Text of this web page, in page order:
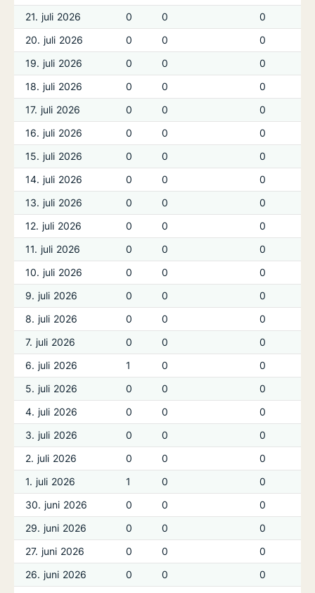
21. juli 2026
0 0
0
20. juli 2026
0 0
0
19. juli 2026
0 0
0
18. juli 2026
0 0
0
17. juli 2026
0 0
0
16. juli 2026
0 0
0
15. juli 2026
0 0
0
14. juli 2026
0 0
0
13. juli 2026
0 0
0
12. juli 2026
0 0
0
11. juli 2026
0 0
0
10. juli 2026
0 0
0
9. juli 2026
0 0
0
8. juli 2026
0 0
0
7. juli 2026
0 0
0
6. juli 2026
1 0
0
5. juli 2026
0 0
0
4. juli 2026
0 0
0
3. juli 2026
0 0
0
2. juli 2026
0 0
0
1. juli 2026
1 0
0
30. juni 2026
0 0
0
29. juni 2026
0 0
0
27. juni 2026
0 0
0
26. juni 2026
0 0
0